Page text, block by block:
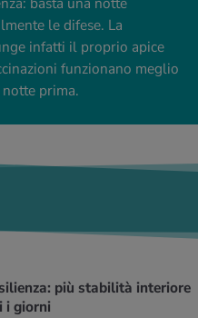
le difese. La
infatti il proprio apice
funzionano meglio
prima.
più sta­bi­li­tà in­te­rio­re
i gior­ni